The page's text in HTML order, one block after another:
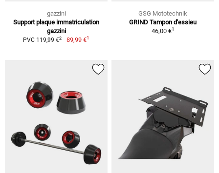
gazzini
Support plaque immatriculation
gazzini
PVC 119,99 €2 89,99 €1
GSG Mototechnik
GRIND Tampon d'essieu
46,00 €1